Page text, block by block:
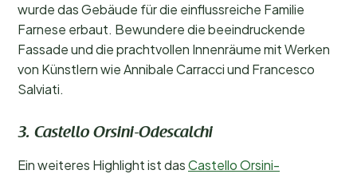
wurde das Gebäude für die einflussreiche Familie
Farnese erbaut. Bewundere die beeindruckende
Fassade und die prachtvollen Innenräume mit Werken
von Künstlern wie Annibale Carracci und Francesco
Salviati.
3. Castello Orsini-Odescalchi
Ein weiteres Highlight ist dasCastello Orsini-